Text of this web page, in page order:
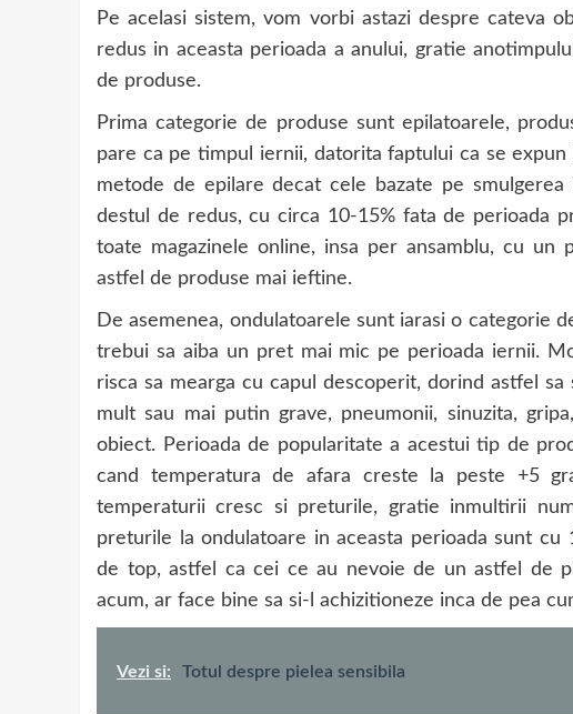
Pe acelasi sistem, vom vorbi astazi despre cateva
redus in aceasta perioada a anului, gratie
de produse.
Prima categorie de produse sunt epilatoarele,
pare ca pe timpul iernii, datorita faptului ca se
metode de epilare decat cele bazate pe
destul de redus, cu circa 10-15% fata de perioada
toate magazinele online, insa per ansamblu, cu
astfel de produse mai ieftine.
De asemenea, ondulatoarele sunt iarasi o categorie
trebui sa aiba un pret mai mic pe perioada iernii.
risca sa mearga cu capul descoperit, dorind astfel
mult sau mai putin grave, pneumonii, sinuzita,
obiect. Perioada de popularitate a acestui tip de
cand temperatura de afara creste la peste +5
temperaturii cresc si preturile, gratie inmultirii
preturile la ondulatoare in aceasta perioada sunt
de top, astfel ca cei ce au nevoie de un astfel de
acum, ar face bine sa si-l achizitioneze inca de pea
Vezi si: Totul despre pielea sensibila